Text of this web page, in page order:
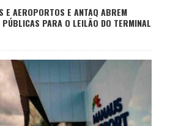
E AEROPORTOS E ANTAQ ABREM
PÚBLICAS PARA O LEILÃO DO TERMINAL